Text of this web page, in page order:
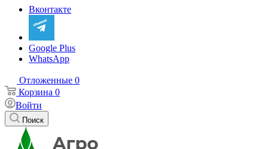
Вконтакте
Google Plus
WhatsApp
Отложенные 0
Корзина 0
Войти
Поиск